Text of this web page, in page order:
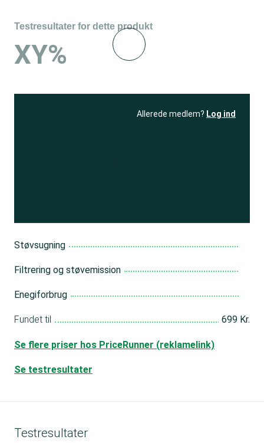
Testresultater for dette produkt
XY%
Allerede medlem? Log ind
Støvsugning
Filtrering og støvemission
Enegiforbrug
Fundet til 699 Kr.
Se flere priser hos PriceRunner (reklamelink)
Se testresultater
Testresultater